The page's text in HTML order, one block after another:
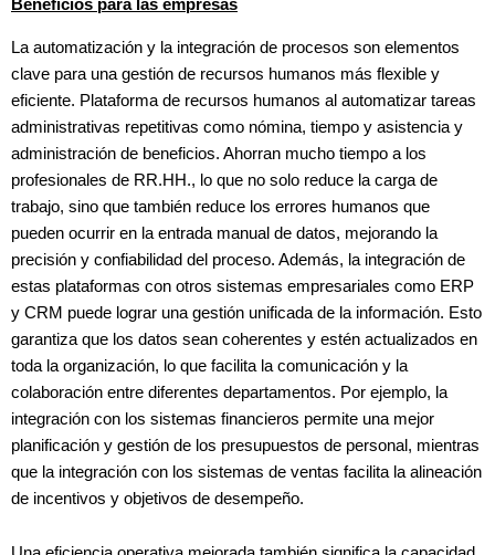
Beneficios para las empresas
La automatización y la integración de procesos son elementos
clave para una gestión de recursos humanos más flexible y
eficiente. Plataforma de recursos humanos al automatizar tareas
administrativas repetitivas como nómina, tiempo y asistencia y
administración de beneficios. Ahorran mucho tiempo a los
profesionales de RR.HH., lo que no solo reduce la carga de
trabajo, sino que también reduce los errores humanos que
pueden ocurrir en la entrada manual de datos, mejorando la
precisión y confiabilidad del proceso. Además, la integración de
estas plataformas con otros sistemas empresariales como ERP
y CRM puede lograr una gestión unificada de la información. Esto
garantiza que los datos sean coherentes y estén actualizados en
toda la organización, lo que facilita la comunicación y la
colaboración entre diferentes departamentos. Por ejemplo, la
integración con los sistemas financieros permite una mejor
planificación y gestión de los presupuestos de personal, mientras
que la integración con los sistemas de ventas facilita la alineación
de incentivos y objetivos de desempeño.